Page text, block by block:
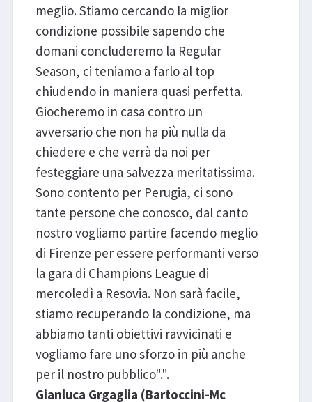
meglio. Stiamo cercando la miglior
condizione possibile sapendo che
domani concluderemo la Regular
Season, ci teniamo a farlo al top
chiudendo in maniera quasi perfetta.
Giocheremo in casa contro un
avversario che non ha più nulla da
chiedere e che verrà da noi per
festeggiare una salvezza meritatissima.
Sono contento per Perugia, ci sono
tante persone che conosco, dal canto
nostro vogliamo partire facendo meglio
di Firenze per essere performanti verso
la gara di Champions League di
mercoledì a Resovia. Non sarà facile,
stiamo recuperando la condizione, ma
abbiamo tanti obiettivi ravvicinati e
vogliamo fare uno sforzo in più anche
per il nostro pubblico".".
Gianluca Grgaglia (Bartoccini-Mc